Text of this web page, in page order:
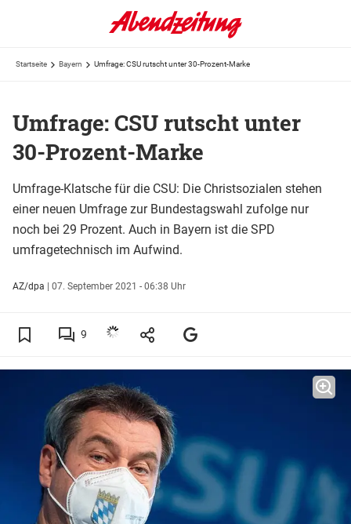
Startseite Bayern Umfrage: CSU rutscht unter 30-Prozent-Marke
Umfrage: CSU rutscht unter
30-Prozent-Marke
Umfrage-Klatsche für die CSU: Die Christsozialen stehen
einer neuen Umfrage zur Bundestagswahl zufolge nur
noch bei 29 Prozent. Auch in Bayern ist die SPD
umfragetechnisch im Aufwind.
AZ/dpa | 07. September 2021 - 06:38 Uhr
9